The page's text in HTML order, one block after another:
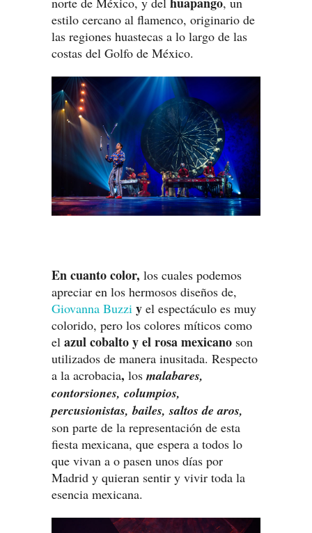
estilo cercano al flamenco, originario de
las regiones huastecas a lo largo de las
costas del Golfo de México.
En cuanto color, los cuales podemos
apreciar en los hermosos diseños de,
Giovanna Buzzi y el espectáculo es muy
colorido, pero los colores míticos como
el azul cobalto y el rosa mexicano son
utilizados de manera inusitada. Respecto
a la acrobacia, los malabares,
contorsiones, columpios,
percusionistas, bailes, saltos de aros,
son parte de la representación de esta
fiesta mexicana, que espera a todos lo
que vivan a o pasen unos días por
Madrid y quieran sentir y vivir toda la
esencia mexicana.